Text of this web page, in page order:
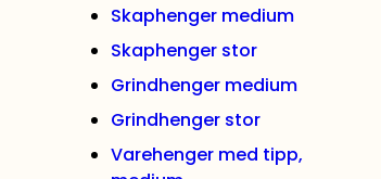
Skaphenger medium
Skaphenger stor
Grindhenger medium
Grindhenger stor
Varehenger med tipp,